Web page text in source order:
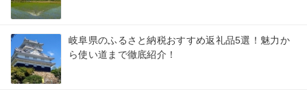
岐阜県のふるさと納税おすすめ返礼品5選！魅力か
ら使い道まで徹底紹介！